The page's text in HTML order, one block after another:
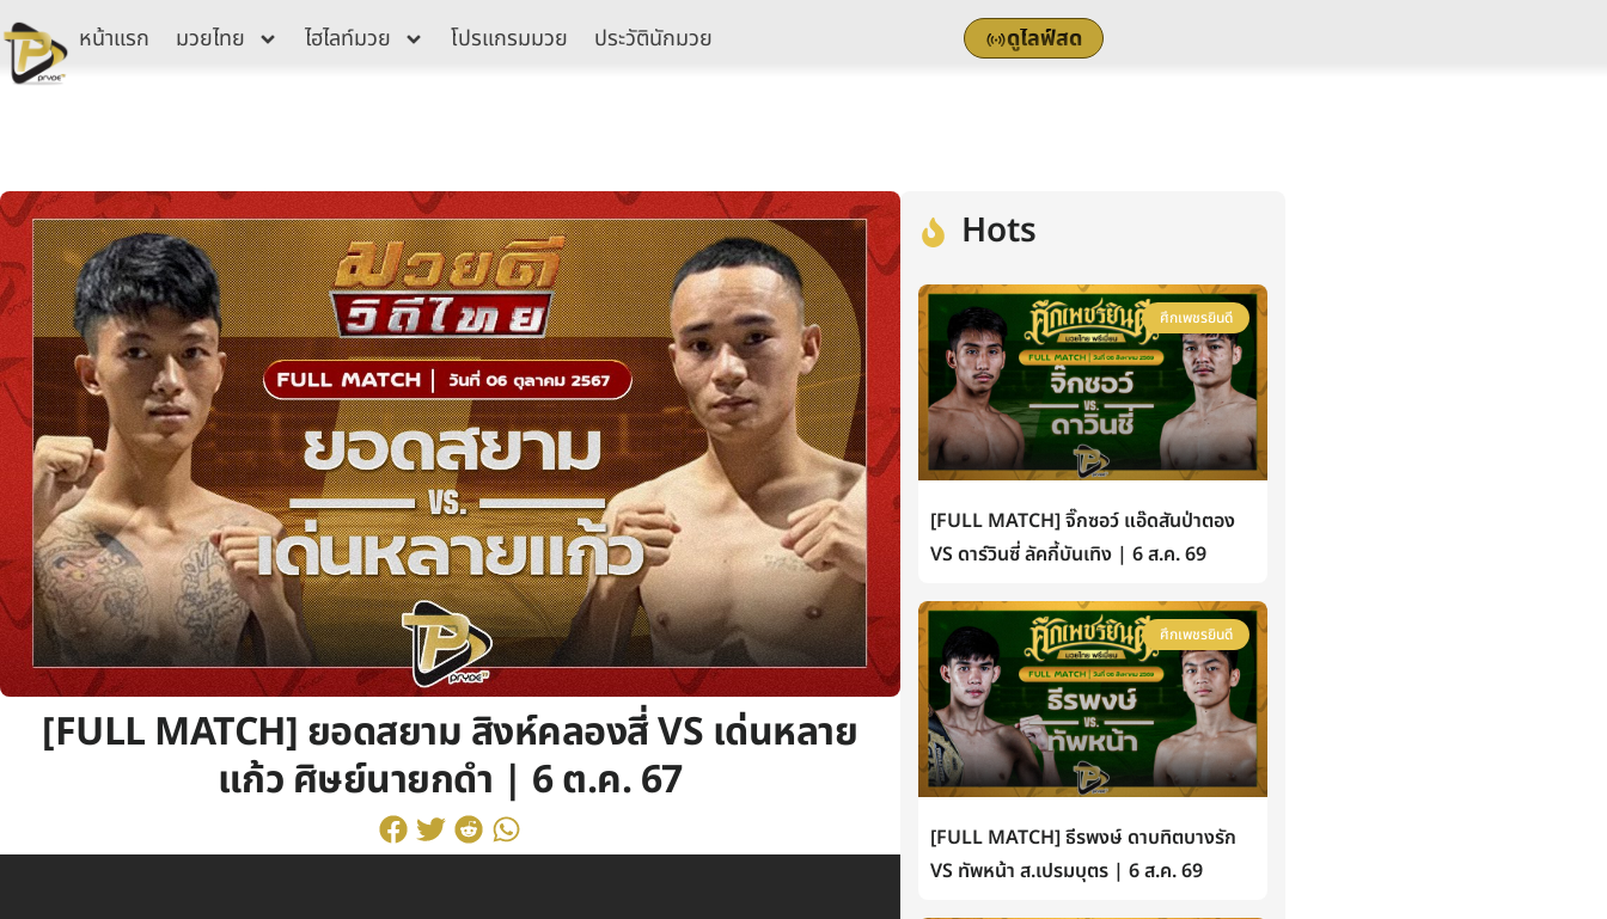
Skip
to
content
หน้าแรก มวยไทย ไฮไลท์มวย โปรแกรมมวย ประวัตินักมวย ดูไลฟ์สด
[FULL MATCH] ยอดสยาม สิงห์คลองสี่ VS เด่นหลาย
แก้ว ศิษย์นายกดำ | 6 ต.ค. 67
Hots
ศึกเพชรยินดี
[FULL MATCH] จิ๊กซอว์ แอ๊ดสันป่าตอง
VS ดาร์วินซี่ ลัคกี้บันเทิง | 6 ส.ค. 69
ศึกเพชรยินดี
[FULL MATCH] ธีรพงษ์ ดาบทิตบางรัก
VS ทัพหน้า ส.เปรมบุตร | 6 ส.ค. 69